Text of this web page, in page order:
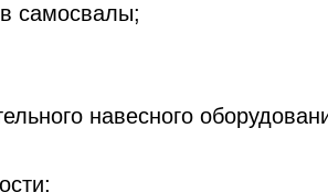
самосвалы;
навесного